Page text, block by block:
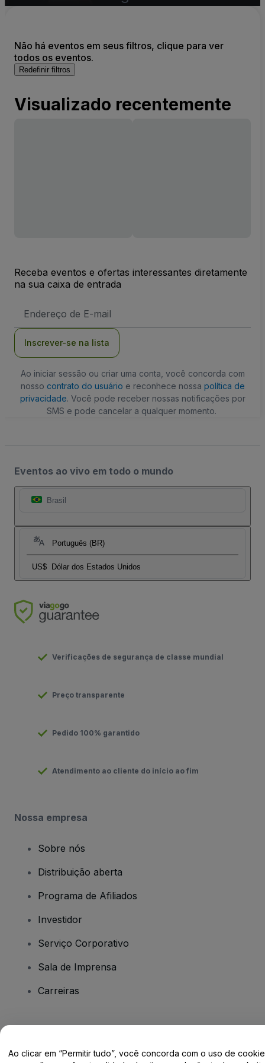
Não há eventos em seus filtros, clique para ver
todos os eventos.
Redefinir filtros
Visualizado recentemente
Receba eventos e ofertas interessantes diretamente
na sua caixa de entrada
de
Inscrever-se na lista
Ao iniciar sessão ou criar uma conta, você concorda com
nosso contrato do usuário e reconhece nossa política de
privacidade. Você pode receber nossas notificações por
SMS e pode cancelar a qualquer momento.
Eventos ao vivo em todo o mundo
Brasil
Português (BR)
US$ Dólar dos Estados Unidos
Verificações de segurança de classe mundial
Preço transparente
Pedido 100% garantido
Atendimento ao cliente do início ao fim
Nossa empresa
Sobre nós
Distribuição aberta
Programa de Afiliados
Investidor
Serviço Corporativo
Sala de Imprensa
Carreiras
Ao clicar em “Permitir tudo”, você concorda com o uso de